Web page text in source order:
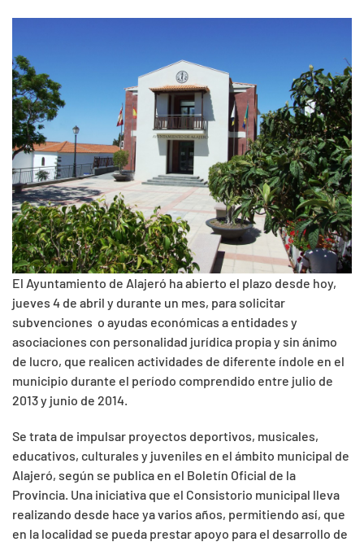
El Ayuntamiento de Alajeró ha abierto el plazo desde hoy,
jueves 4 de abril y durante un mes, para solicitar
subvenciones o ayudas económicas a entidades y
asociaciones con personalidad jurídica propia y sin ánimo
de lucro, que realicen actividades de diferente índole en el
municipio durante el período comprendido entre julio de
2013 y junio de 2014.
Se trata de impulsar proyectos deportivos, musicales,
educativos, culturales y juveniles en el ámbito municipal de
Alajeró, según se publica en el Boletín Oficial de la
Provincia. Una iniciativa que el Consistorio municipal lleva
realizando desde hace ya varios años, permitiendo así, que
en la localidad se pueda prestar apoyo para el desarrollo de